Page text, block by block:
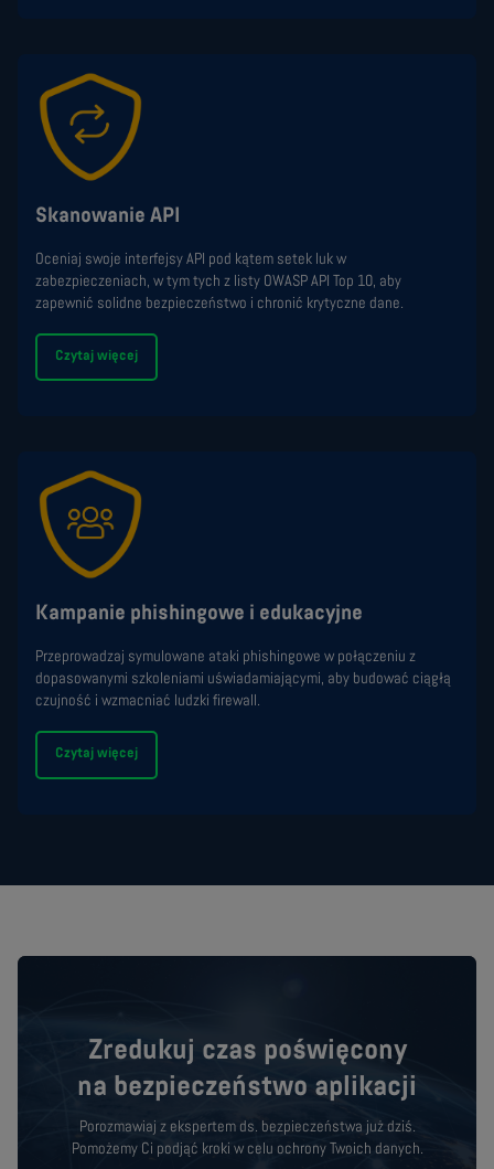
Skanowanie API
Oceniaj swoje interfejsy API pod kątem setek luk w
zabezpieczeniach, w tym tych z listy OWASP API Top 10, aby
zapewnić solidne bezpieczeństwo i chronić krytyczne dane.
Czytaj więcej
Kampanie phishingowe i edukacyjne
Przeprowadzaj symulowane ataki phishingowe w połączeniu z
dopasowanymi szkoleniami uświadamiającymi, aby budować ciągłą
czujność i wzmacniać ludzki firewall.
Czytaj więcej
Zredukuj czas poświęcony
na bezpieczeństwo aplikacji
Porozmawiaj z ekspertem ds. bezpieczeństwa już dziś.
Pomożemy Ci podjąć kroki w celu ochrony Twoich danych.